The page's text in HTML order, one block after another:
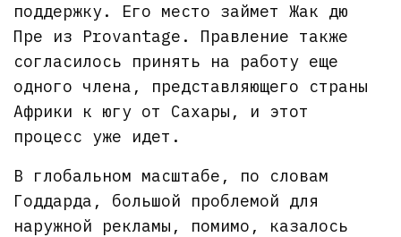
поддержку. Его место займет Жак дю
Пре из Provantage. Правление также
согласилось принять на работу еще
одного члена, представляющего страны
Африки к югу от Сахары, и этот
процесс уже идет.
В глобальном масштабе, по словам
Годдарда, большой проблемой для
наружной рекламы, помимо, казалось